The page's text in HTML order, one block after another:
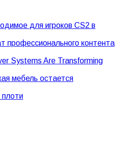
для игроков CS2 в
профессионального контента
Systems Are Transforming
мебель остается
плоти